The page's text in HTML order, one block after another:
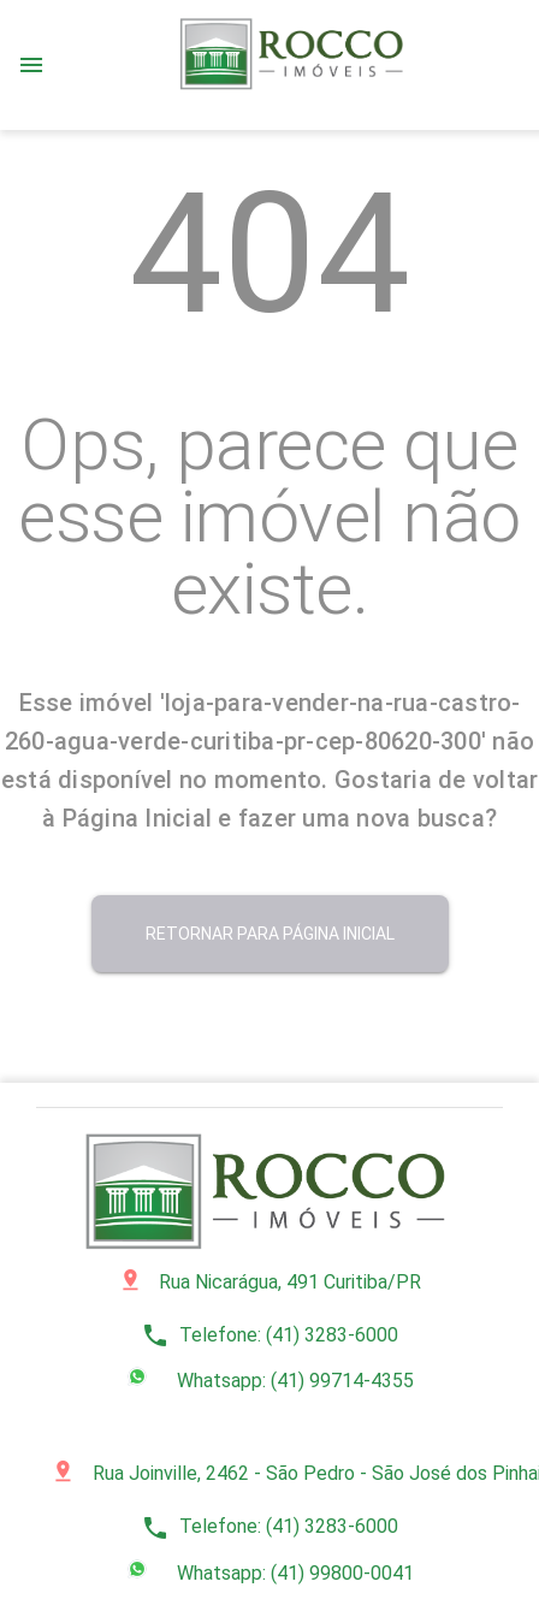
menu
pin_drop Rua Nicarágua, 491 Curitiba/PR
phone Telefone: (41) 3283-6000
Whatsapp: (41) 99714-4355
pin_drop Rua Joinville, 2462 - São Pedro - São José dos
phone Telefone: (41) 3283-6000
Whatsapp: (41) 99800-0041
404
Ops, parece que
esse imóvel não
existe.
Esse imóvel 'loja-para-vender-na-rua-castro-
260-agua-verde-curitiba-pr-cep-80620-300' não
está disponível no momento. Gostaria de voltar
à Página Inicial e fazer uma nova busca?
RETORNAR PARA PÁGINA INICIAL